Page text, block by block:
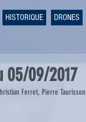
HISTORIQUE DRONES
05/09/2017